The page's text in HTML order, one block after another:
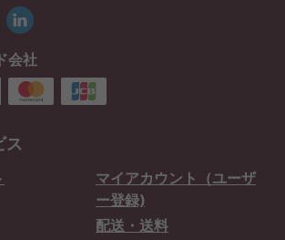
会社
ス
マイアカウント（ユーザ
ー登録)
配送・送料